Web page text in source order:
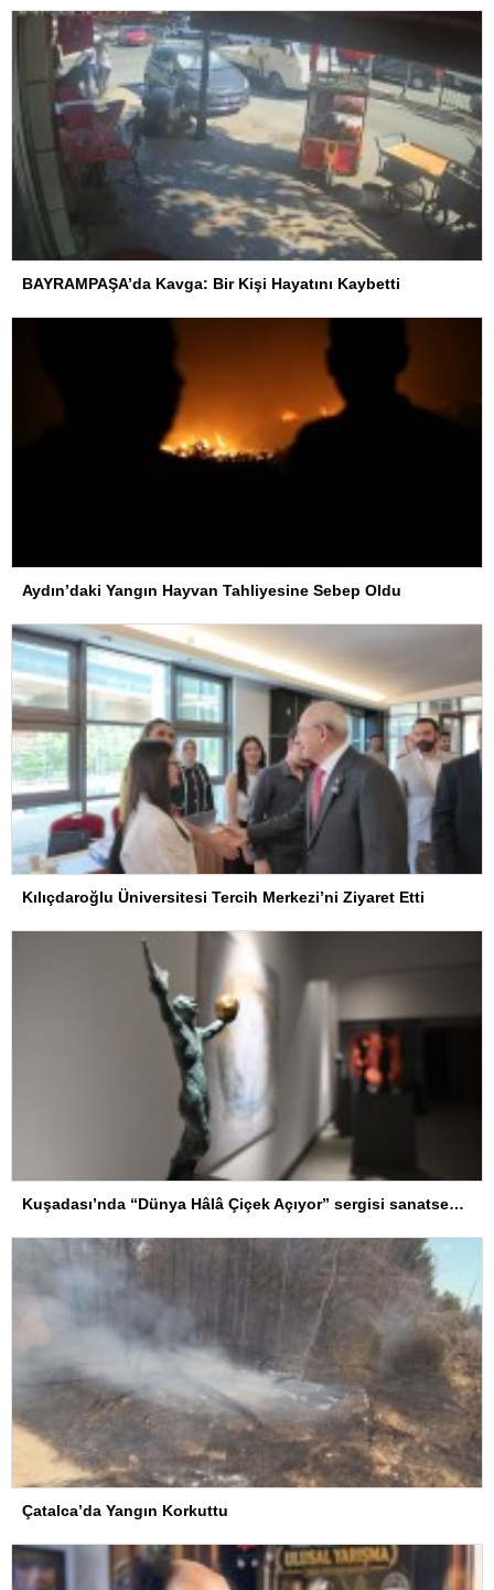
BAYRAMPAŞA’da Kavga: Bir Kişi Hayatını Kaybetti
Aydın’daki Yangın Hayvan Tahliyesine Sebep Oldu
Kılıçdaroğlu Üniversitesi Tercih Merkezi’ni Ziyaret Etti
Kuşadası’nda “Dünya Hâlâ Çiçek Açıyor” sergisi sanatseverlerle buluşuyor
Çatalca’da Yangın Korkuttu